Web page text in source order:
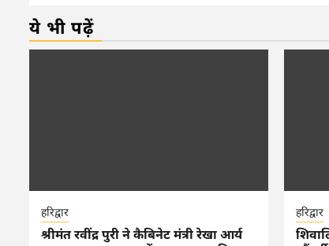
ये भी पढ़ें
हरिद्वार
श्रीमंत रवींद्र पुरी ने कैबिनेट मंत्री रेखा आर्य
हरिद्वार